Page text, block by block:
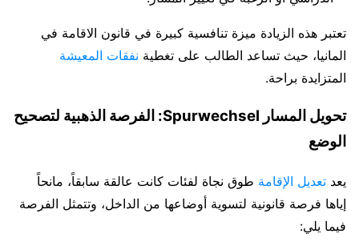
تعتبر هذه الزيادة ميزة تنافسية كبيرة في قانون الاقامة في
المانيا، حيث تساعد الطالب على تغطية نفقات المعيشة
المتزايدة براحة.
تحويل المسار Spurwechsel: الفرصة الذهبية لتصحيح
الوضع
يعد تعديل الإقامة طوق نجاة لفئات كانت عالقة سابقاً، مانحاً
إياها فرصة قانونية لتسوية أوضاعها من الداخل، وتتمثل الفرصة
فيما يلي: